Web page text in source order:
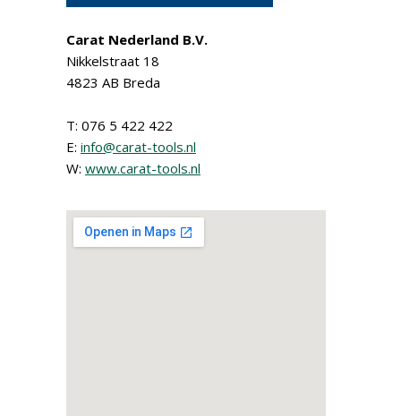
Carat Nederland B.V.
Nikkelstraat 18
4823 AB Breda
T: 076 5 422 422
E: info@carat-tools.nl
W: www.carat-tools.nl